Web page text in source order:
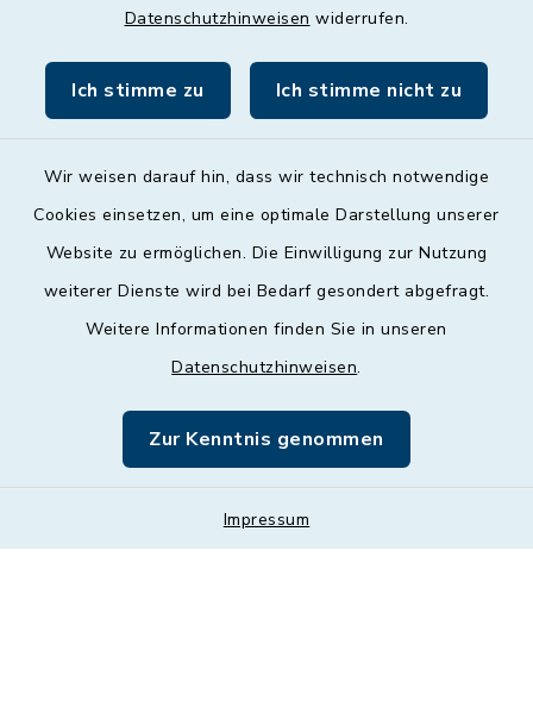
Datenschutzhinweisen widerrufen.
Ich stimme zu Ich stimme nicht zu
Wir weisen darauf hin, dass wir technisch notwendige
Cookies einsetzen, um eine optimale Darstellung unserer
Website zu ermöglichen. Die Einwilligung zur Nutzung
weiterer Dienste wird bei Bedarf gesondert abgefragt.
Weitere Informationen finden Sie in unseren
Datenschutzhinweisen.
Zur Kenntnis genommen
Impressum
09:00 - 12:00 Uhr
Barrierefreiheit
Impressum
Sitemap